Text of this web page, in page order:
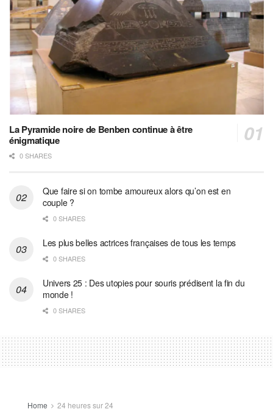
La Pyramide noire de Benben continue à être
énigmatique
0 SHARES
Que faire si on tombe amoureux alors qu’on est en
couple ?
0 SHARES
Les plus belles actrices françaises de tous les temps
0 SHARES
Univers 25 : Des utopies pour souris prédisent la fin du
monde !
0 SHARES
Home 24 heures sur 24